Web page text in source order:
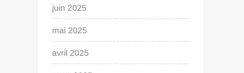
juin 2025
mai 2025
avril 2025